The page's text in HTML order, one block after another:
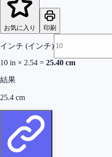
お気に入り 印刷
インチ (インチ)
10 in × 2.54 = 25.40 cm
結果
25.4 cm